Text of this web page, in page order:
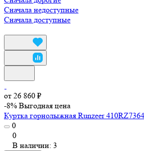
Сначала недоступные
Сначала доступные
от 26 860 ₽
-8% Выгодная цена
Куртка горнолыжная Runzeer
0
0
В наличии: 3